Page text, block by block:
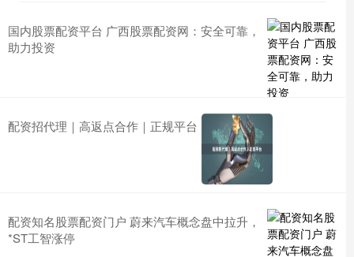
国内股票配资平台 广西股票配资网：安全可靠，
助力投资
配资招代理｜高返点合作｜正规平台
配资知名股票配资门户 蔚来汽车概念盘中拉升，
*ST工智涨停